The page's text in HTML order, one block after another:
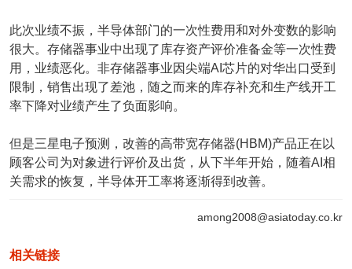
此次业绩不振，半导体部门的一次性费用和对外变数的影响
很大。存储器事业中出现了库存资产评价准备金等一次性费
用，业绩恶化。非存储器事业因尖端AI芯片的对华出口受到
限制，销售出现了差池，随之而来的库存补充和生产线开工
率下降对业绩产生了负面影响。
但是三星电子预测，改善的高带宽存储器(HBM)产品正在以
顾客公司为对象进行评价及出货，从下半年开始，随着AI相
关需求的恢复，半导体开工率将逐渐得到改善。
among2008@asiatoday.co.kr
相关链接